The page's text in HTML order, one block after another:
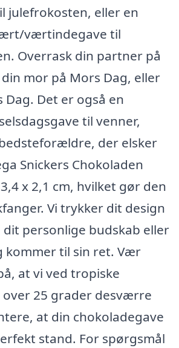
julefrokosten, eller en
værtindegave til
Overrask din partner på
mor på Mors Dag, eller
Dag. Det er også en
til venner,
der elsker
Snickers Chokoladen
x 2,1 cm, hvilket gør den
Vi trykker dit design
dit personlige budskab eller
kommer til sin ret. Vær
at vi ved tropiske
25 grader desværre
at din chokoladegave
stand. For spørgsmål